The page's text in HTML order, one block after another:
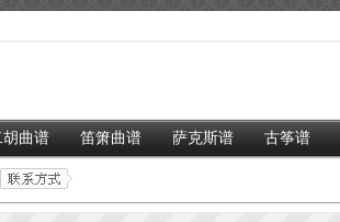
胡曲谱 笛箫曲谱 萨克斯谱 古筝谱